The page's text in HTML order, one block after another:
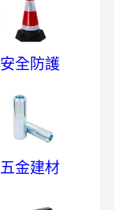
安全防護
五金建材